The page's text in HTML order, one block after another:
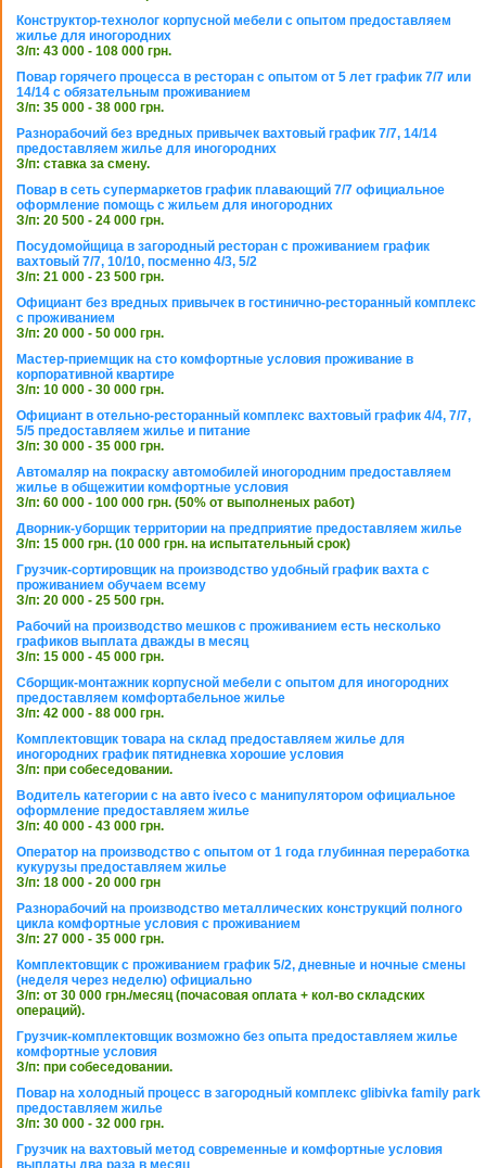
Конструктор-технолог корпусной мебели с опытом предоставляем
жилье для иногородних
З/п: 43 000 - 108 000 грн.
Повар горячего процесса в ресторан с опытом от 5 лет график 7/7 или
14/14 с обязательным проживанием
З/п: 35 000 - 38 000 грн.
Разнорабочий без вредных привычек вахтовый график 7/7, 14/14
предоставляем жилье для иногородних
З/п: ставка за смену.
Повар в сеть супермаркетов график плавающий 7/7 официальное
оформление помощь с жильем для иногородних
З/п: 20 500 - 24 000 грн.
Посудомойщица в загородный ресторан с проживанием график
вахтовый 7/7, 10/10, посменно 4/3, 5/2
З/п: 21 000 - 23 500 грн.
Официант без вредных привычек в гостинично-ресторанный комплекс
с проживанием
З/п: 20 000 - 50 000 грн.
Мастер-приемщик на сто комфортные условия проживание в
корпоративной квартире
З/п: 10 000 - 30 000 грн.
Официант в отельно-ресторанный комплекс вахтовый график 4/4, 7/7,
5/5 предоставляем жилье и питание
З/п: 30 000 - 35 000 грн.
Автомаляр на покраску автомобилей иногородним предоставляем
жилье в общежитии комфортные условия
З/п: 60 000 - 100 000 грн. (50% от выполненых работ)
Дворник-уборщик территории на предприятие предоставляем жилье
З/п: 15 000 грн. (10 000 грн. на испытательный срок)
Грузчик-сортировщик на производство удобный график вахта с
проживанием обучаем всему
З/п: 20 000 - 25 500 грн.
Рабочий на производство мешков с проживанием есть несколько
графиков выплата дважды в месяц
З/п: 15 000 - 45 000 грн.
Сборщик-монтажник корпусной мебели с опытом для иногородних
предоставляем комфортабельное жилье
З/п: 42 000 - 88 000 грн.
Комплектовщик товара на склад предоставляем жилье для
иногородних график пятидневка хорошие условия
З/п: при собеседовании.
Водитель категории с на авто iveco с манипулятором официальное
оформление предоставляем жилье
З/п: 40 000 - 43 000 грн.
Оператор на производство с опытом от 1 года глубинная переработка
кукурузы предоставляем жилье
З/п: 18 000 - 20 000 грн
Разнорабочий на производство металлических конструкций полного
цикла комфортные условия с проживанием
З/п: 27 000 - 35 000 грн.
Комплектовщик с проживанием график 5/2, дневные и ночные смены
(неделя через неделю) официально
З/п: от 30 000 грн./месяц (почасовая оплата + кол-во складских
операций).
Грузчик-комплектовщик возможно без опыта предоставляем жилье
комфортные условия
З/п: при собеседовании.
Повар на холодный процесс в загородный комплекс glibivka family park
предоставляем жилье
З/п: 30 000 - 32 000 грн.
Грузчик на вахтовый метод современные и комфортные условия
выплаты два раза в месяц